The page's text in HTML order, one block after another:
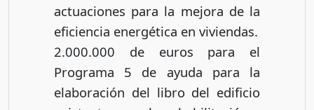
actuaciones para la mejora de la
eficiencia energética en viviendas.
2.000.000 de euros para el
Programa 5 de ayuda para la
elaboración del libro del edificio